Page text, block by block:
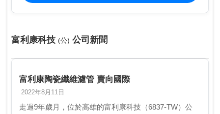
富利康科技 (公) 公司新聞
富利康陶瓷纖維濾管 賣向國際
2022年8月11日
走過9年歲月，位於高雄的富利康科技（6837-TW）公